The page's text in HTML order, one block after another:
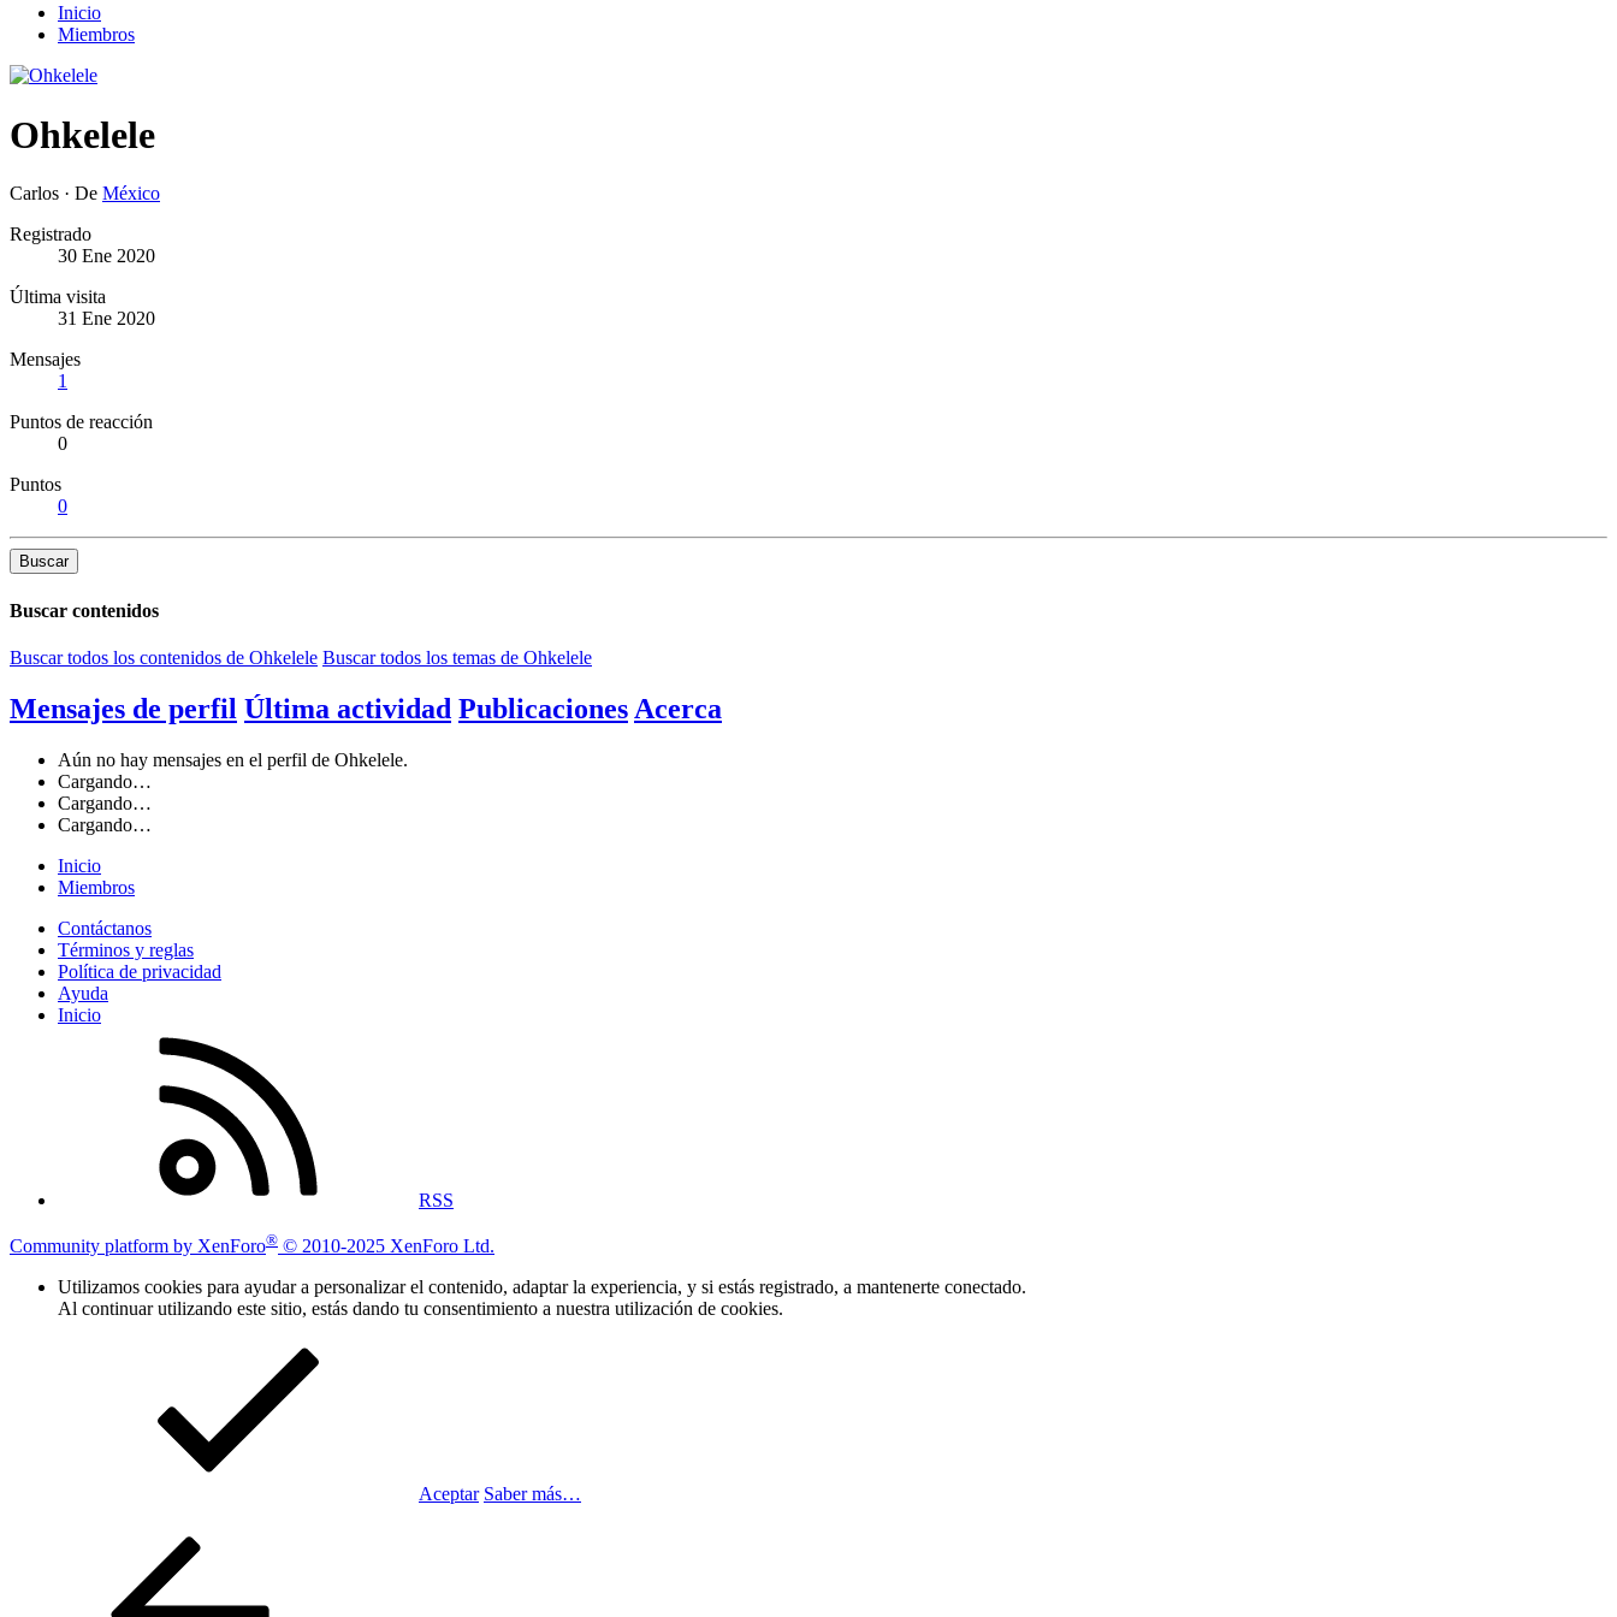
Inicio
Miembros
Ohkelele
Carlos · De México
Registrado
30 Ene 2020
Última visita
31 Ene 2020
Mensajes
1
Puntos de reacción
0
Puntos
0
Buscar
Buscar contenidos
Buscar todos los contenidos de Ohkelele Buscar todos los temas de Ohkelele
Mensajes de perfil Última actividad Publicaciones Acerca
Aún no hay mensajes en el perfil de Ohkelele.
Cargando…
Cargando…
Cargando…
Inicio
Miembros
Contáctanos
Términos y reglas
Política de privacidad
Ayuda
Inicio
RSS
Community platform by XenForo® © 2010-2025 XenForo Ltd.
Utilizamos cookies para ayudar a personalizar el contenido, adaptar la experiencia, y si estás registrado, a mantenerte conectado.
Al continuar utilizando este sitio, estás dando tu consentimiento a nuestra utilización de cookies.
Aceptar Saber más…